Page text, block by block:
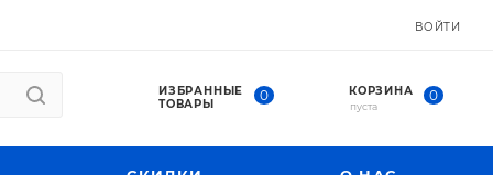
ВОЙТИ
ИЗБРАННЫЕ
ТОВАРЫ
0 КОРЗИНА 0
пуста